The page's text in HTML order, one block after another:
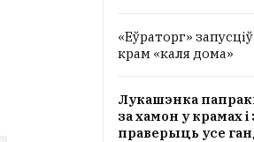
«Еўраторг»
крам «каля дома»
Лукашэнка
за хамон у крамах і
праверыць усе